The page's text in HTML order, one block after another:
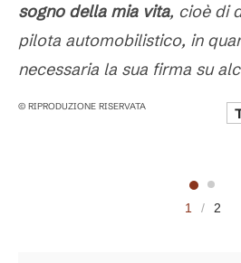
sogno della mia vita, cioè di
pilota automobilistico, in
necessaria la sua firma su
© RIPRODUZIONE RISERVATA
1 / 2